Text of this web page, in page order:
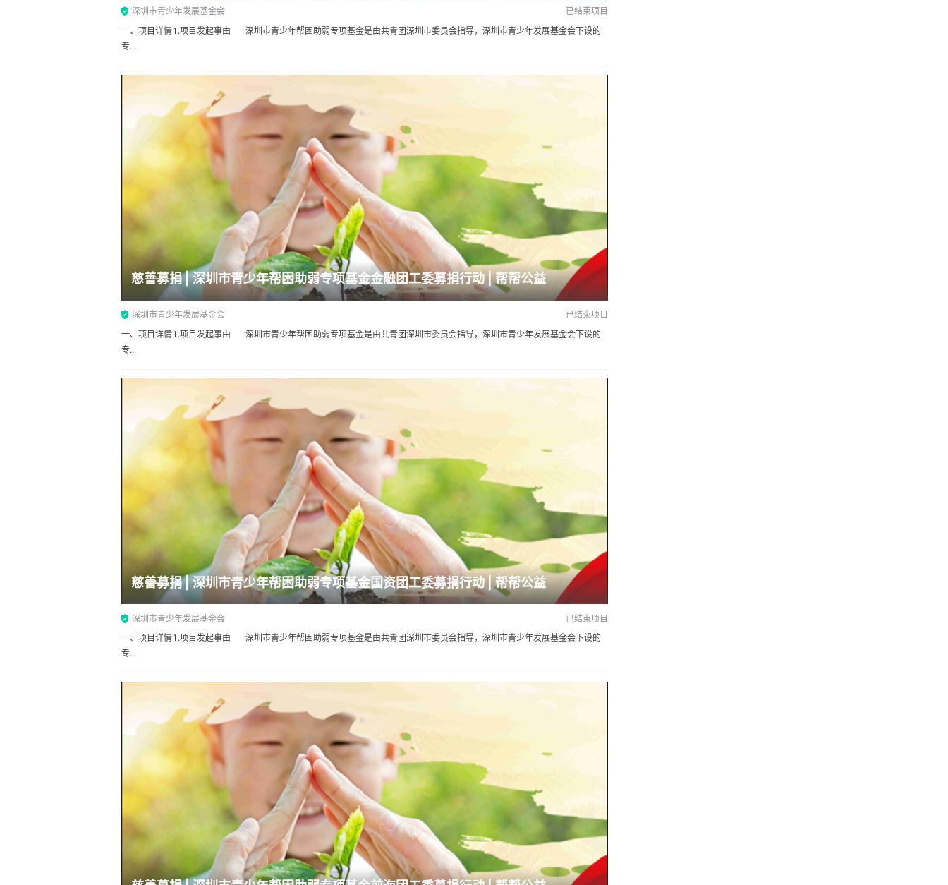
深圳市青少年发展基金会
已结束项目
一、项目详情1.项目发起事由 深圳市青少年帮困助弱专项基金是由共青团深圳市委员会指导，深圳市青少年发展基金会下设的
专...
慈善募捐 | 深圳市青少年帮困助弱专项基金金融团工委募捐行动 | 帮帮公益
深圳市青少年发展基金会
已结束项目
一、项目详情1.项目发起事由 深圳市青少年帮困助弱专项基金是由共青团深圳市委员会指导，深圳市青少年发展基金会下设的
专...
慈善募捐 | 深圳市青少年帮困助弱专项基金国资团工委募捐行动 | 帮帮公益
深圳市青少年发展基金会
已结束项目
一、项目详情1.项目发起事由 深圳市青少年帮困助弱专项基金是由共青团深圳市委员会指导，深圳市青少年发展基金会下设的
专...